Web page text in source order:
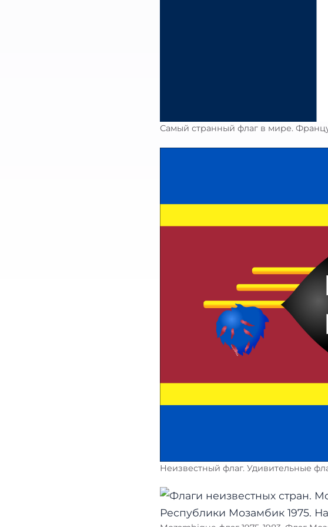
Самый странный флаг в мире.
Неизвестный флаг. Удивительные